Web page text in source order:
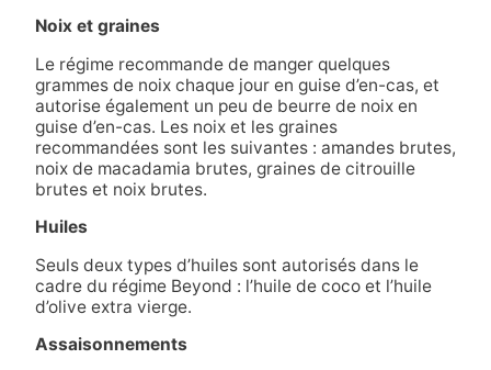
Noix et graines
Le régime recommande de manger quelques
grammes de noix chaque jour en guise d’en-cas, et
autorise également un peu de beurre de noix en
guise d’en-cas. Les noix et les graines
recommandées sont les suivantes : amandes brutes,
noix de macadamia brutes, graines de citrouille
brutes et noix brutes.
Huiles
Seuls deux types d’huiles sont autorisés dans le
cadre du régime Beyond : l’huile de coco et l’huile
d’olive extra vierge.
Assaisonnements